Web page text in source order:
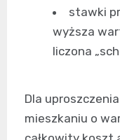
stawki
wyższa
liczona
Dla
mieszkaniu o